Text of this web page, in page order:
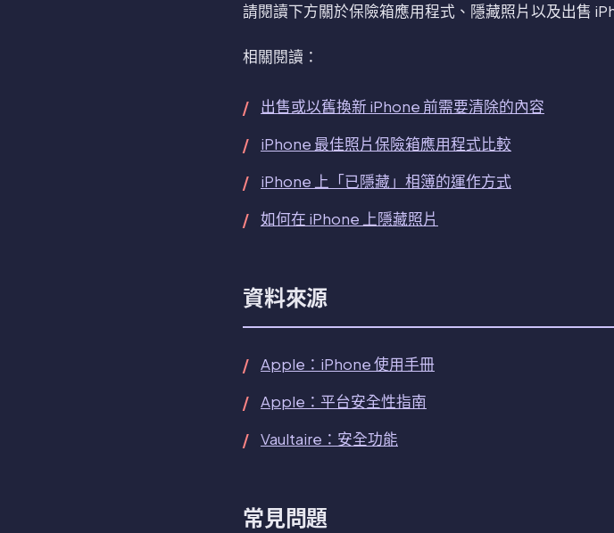
請閱讀下方關於保險箱應用程式、隱藏照片以及出售
相關閱讀：
出售或以舊換新 iPhone 前需要清除的內容
iPhone 最佳照片保險箱應用程式比較
iPhone 上「已隱藏」相簿的運作方式
如何在 iPhone 上隱藏照片
資料來源
Apple：iPhone 使用手冊
Apple：平台安全性指南
Vaultaire：安全功能
常見問題